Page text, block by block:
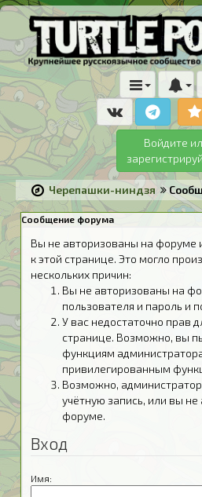
Войдите
Черепашки-ниндзя
Сообщение форума
Вы не авторизованы на форуме
к этой странице. Это могло
нескольких причин:
Вы не авторизованы на
пользователя и пароль и
У вас недостаточно прав
странице. Возможно, вы
функциям
привилегированным
Возможно,
учётную запись, или вы
форуме.
Вход
Имя: